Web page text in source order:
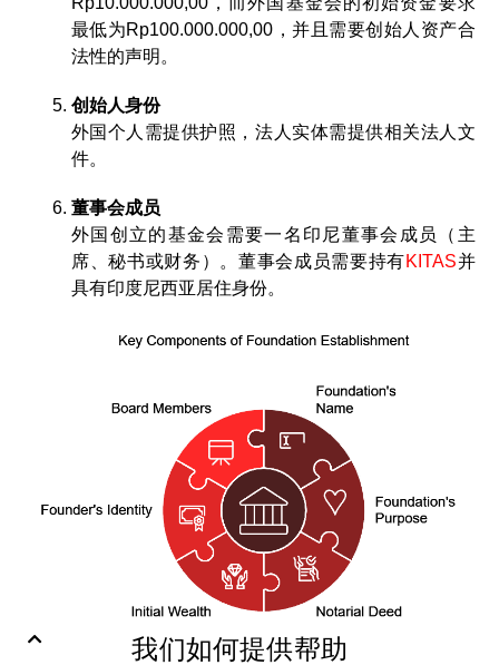
最低为Rp100.000.000,00，并且需要创始人资产合
法性的声明。
创始人身份
外国个人需提供护照，法人实体需提供相关法人文
件。
董事会成员
外国创立的基金会需要一名印尼董事会成员（主
席、秘书或财务）。董事会成员需要持有KITAS并
具有印度尼西亚居住身份。
我们如何提供帮助